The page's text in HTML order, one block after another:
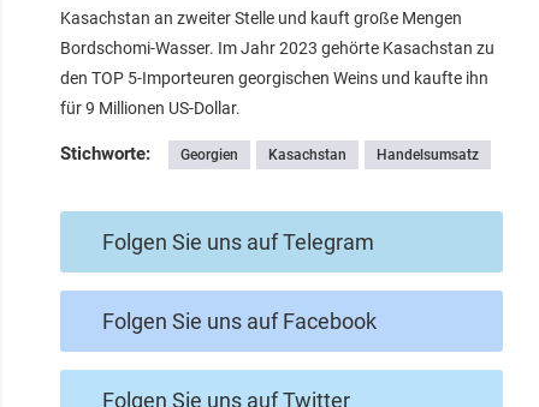
Kasachstan an zweiter Stelle und kauft große Mengen
Bordschomi-Wasser. Im Jahr 2023 gehörte Kasachstan zu
den TOP 5-Importeuren georgischen Weins und kaufte ihn
für 9 Millionen US-Dollar.
Stichworte: Georgien Kasachstan Handelsumsatz
Folgen Sie uns auf Telegram
Folgen Sie uns auf Facebook
Folgen Sie uns auf Twitter